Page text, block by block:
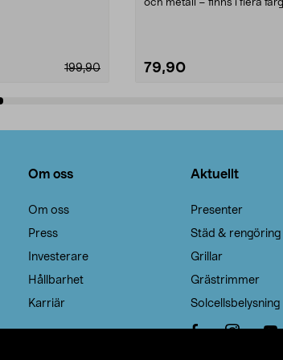
199,90
och metall – finns i flera
79,90
Om oss
Om oss
Press
Investerare
Hållbarhet
Karriär
Aktuellt
Presenter
Städ & rengöring
Grillar
Grästrimmer
Solcellsbelysning